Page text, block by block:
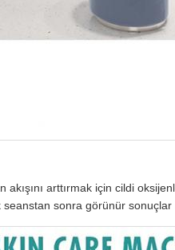
arttırmak için cildi
sonra görünür